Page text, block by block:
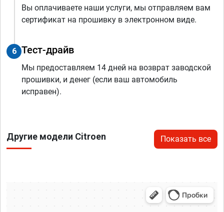
Вы оплачиваете наши услуги, мы отправляем вам
сертификат на прошивку в электронном виде.
6 Тест-драйв
Мы предоставляем 14 дней на возврат заводской
прошивки, и денег (если ваш автомобиль
исправен).
Другие модели Citroen Показать все